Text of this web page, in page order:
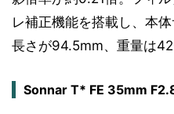
レ補正機能を搭載し、本
長さが94.5mm、重量は
Sonnar T* FE 35mm